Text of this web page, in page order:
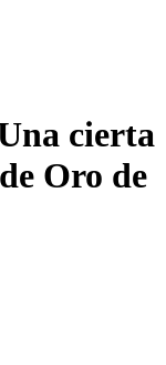
cierta
Oro de